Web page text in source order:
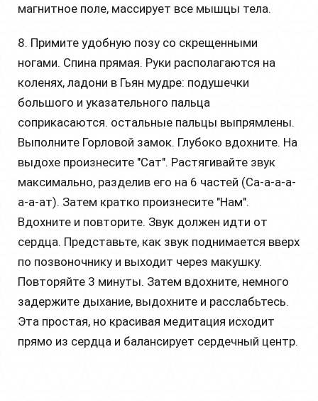
магнитное поле, массирует все мышцы тела.
8. Примите удобную позу со скрещенными
ногами. Спина прямая. Руки располагаются на
коленях, ладони в Гьян мудре: подушечки
большого и указательного пальца
соприкасаются. остальные пальцы выпрямлены.
Выполните Горловой замок. Глубоко вдохните. На
выдохе произнесите "Сат". Растягивайте звук
максимально, разделив его на 6 частей (Са-а-а-а-
а-а-ат). Затем кратко произнесите "Нам".
Вдохните и повторите. Звук должен идти от
сердца. Представьте, как звук поднимается вверх
по позвоночнику и выходит через макушку.
Повторяйте 3 минуты. Затем вдохните, немного
задержите дыхание, выдохните и расслабьтесь.
Эта простая, но красивая медитация исходит
прямо из сердца и балансирует сердечный центр.